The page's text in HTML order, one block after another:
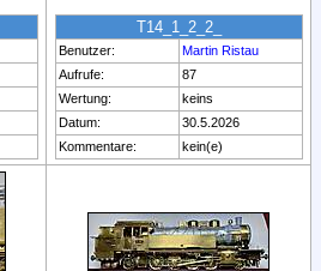
T14_1_2_2_
Benutzer:
Martin Ristau
Aufrufe:
87
Wertung:
keins
Datum:
30.5.2026
Kommentare:
kein(e)